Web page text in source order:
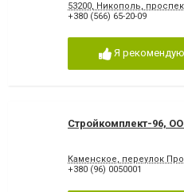
53200, Никополь,
+380 (566) 65-20-09
Я рекомендую
Стройкомплект-96,
Каменское, переулок
+380 (96) 0050001